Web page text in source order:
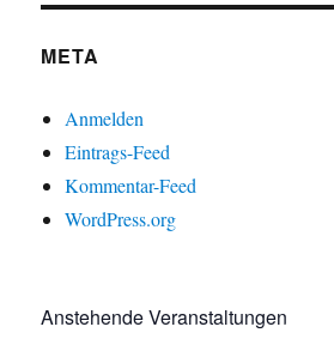
META
Anmelden
Eintrags-Feed
Kommentar-Feed
WordPress.org
Anstehende Veranstaltungen